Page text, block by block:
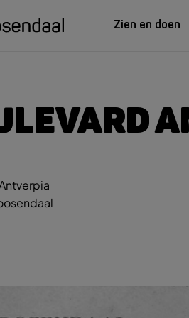
Zien en doen
ZIEN EN
Wandelen
LEREN
INTROosendaal